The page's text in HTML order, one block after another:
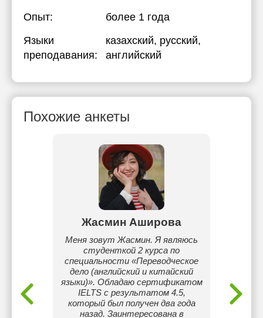
Опыт:
более 1 года
Языки
преподавания:
казахский, русский,
английский
Похожие анкеты
Жасмин Аширова
Меня зовут Жасмин. Я являюсь
студенткой 2 курса по
специальности «Переводческое
дело (английский и китайский
языки)». Обладаю сертификатом
IELTS с результатом 4.5,
который был получен два года
назад. Заинтересована в